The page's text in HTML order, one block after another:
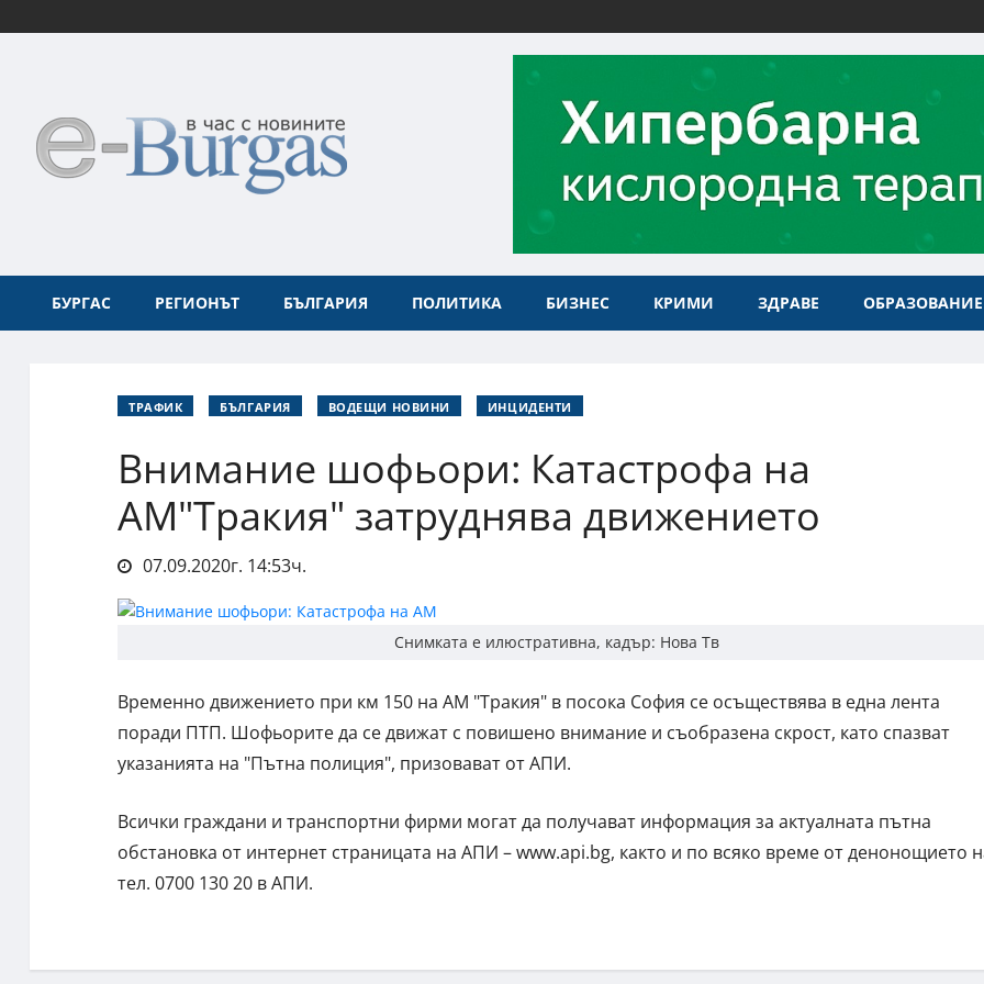
БУРГАС РЕГИОНЪТ БЪЛГАРИЯ ПОЛИТИКА БИЗНЕС КРИМИ ЗДРАВЕ ОБРАЗОВАНИЕ
ТРАФИК БЪЛГАРИЯ ВОДЕЩИ НОВИНИ ИНЦИДЕНТИ
Внимание шофьори: Катастрофа на
АМ"Тракия" затруднява движението
07.09.2020г. 14:53ч.
Снимката е илюстративна, кадър: Нова Тв
Временно движението при км 150 на АМ "Тракия" в посока София се осъществява в една лента
поради ПТП. Шофьорите да се движат с повишено внимание и съобразена скрост, като спазват
указанията на "Пътна полиция", призовават от АПИ.
Всички граждани и транспортни фирми могат да получават информация за актуалната пътна
обстановка от интернет страницата на АПИ – www.api.bg, както и по всяко време от денонощието
тел. 0700 130 20 в АПИ.